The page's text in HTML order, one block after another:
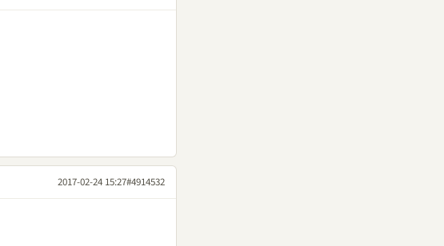
2017-02-24 15:27#4914532